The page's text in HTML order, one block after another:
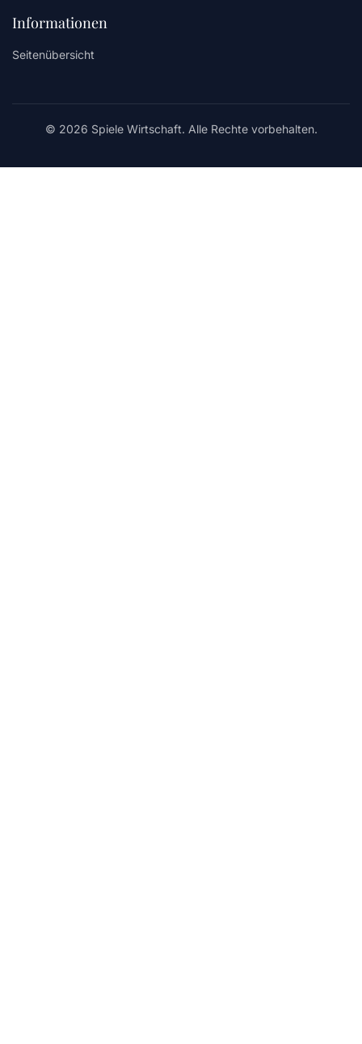
Informationen
Seitenübersicht
© 2026 Spiele Wirtschaft. Alle Rechte vorbehalten.